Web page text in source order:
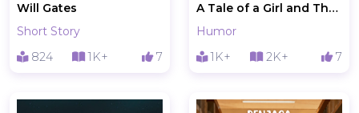
Will Gates
Short Story
824
1K+ 7
A Tale of a Girl and Three Monkeys
Humor
1K+
2K+ 7